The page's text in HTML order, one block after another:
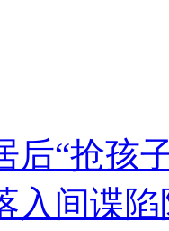
后“抢孩
入间谍陷